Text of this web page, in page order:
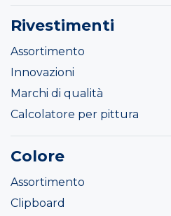
Rivestimenti
Assortimento
Innovazioni
Marchi di qualità
Calcolatore per pittura
Colore
Assortimento
Clipboard